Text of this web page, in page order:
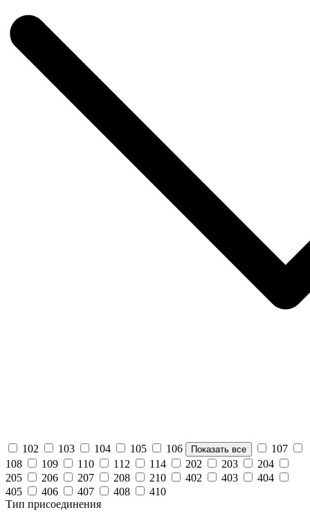
102 103 104 105 106 Показать все
107
108
109 110 112 114 202 203
204
205
206 207 208 210 402 403
404
405
406 407 408
410
Тип присоединения